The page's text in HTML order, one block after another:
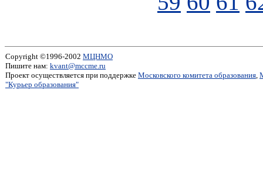
Copyright ©1996-2002 МЦНМО
Пишите нам: kvant@mccme.ru
Проект осуществляется при поддержке Московского комитета образования,
"Курьер образования"